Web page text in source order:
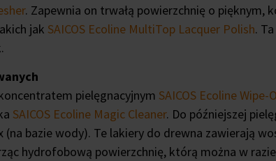
. Zapewnia on trwałą powierzchnię o pięknym,
jak SAICOS Ecoline MultiTop Lacquer Polish.
pielęgnacyjnym SAICOS Ecoline Wipe-
SAICOS Ecoline Magic Cleaner. Do późniejszej
(na bazie wody). Te lakiery do drewna zawierają
hydrofobową powierzchnię, którą można w